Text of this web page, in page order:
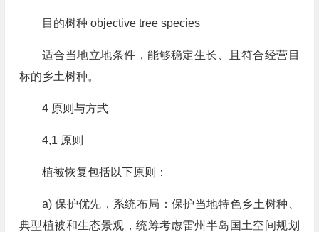
目的树种 objective tree species
适合当地立地条件，能够稳定生长、且符合经营目
标的乡土树种。
4 原则与方式
4,1 原则
植被恢复包括以下原则：
a) 保护优先，系统布局：保护当地特色乡土树种、
典型植被和生态景观，统筹考虑雷州半岛国土空间规划